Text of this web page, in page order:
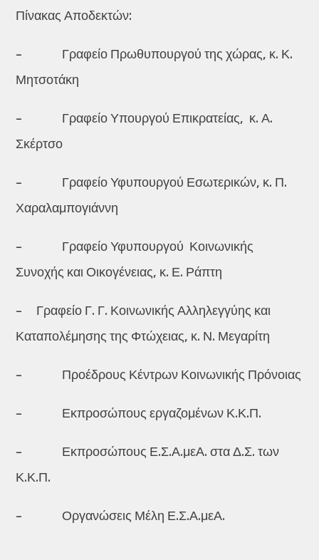
Πίνακας Αποδεκτών:
– Γραφείο Πρωθυπουργού της χώρας, κ. Κ.
Μητσοτάκη
– Γραφείο Υπουργού Επικρατείας, κ. Α.
Σκέρτσο
– Γραφείο Υφυπουργού Εσωτερικών, κ. Π.
Χαραλαμπογιάννη
– Γραφείο Υφυπουργού Κοινωνικής
Συνοχής και Οικογένειας, κ. Ε. Ράπτη
– Γραφείο Γ. Γ. Κοινωνικής Αλληλεγγύης και
Καταπολέμησης της Φτώχειας, κ. Ν. Μεγαρίτη
– Προέδρους Κέντρων Κοινωνικής Πρόνοιας
– Εκπροσώπους εργαζομένων Κ.Κ.Π.
– Εκπροσώπους Ε.Σ.Α.μεΑ. στα Δ.Σ. των
Κ.Κ.Π.
– Οργανώσεις Μέλη Ε.Σ.Α.μεΑ.